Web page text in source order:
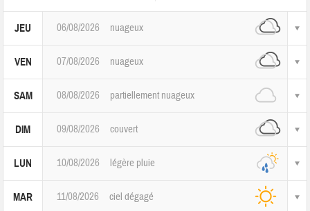
JEU 06/08/2026 nuageux
VEN 07/08/2026 nuageux
SAM 08/08/2026 partiellement nuageux
DIM 09/08/2026 couvert
LUN 10/08/2026 légère pluie
MAR 11/08/2026 ciel dégagé